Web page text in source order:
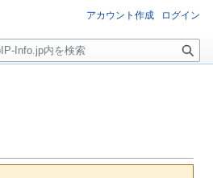
アカウント作成 ログイン